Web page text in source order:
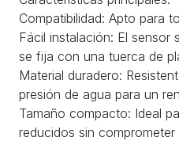
Compatibilidad: Apto para
Fácil instalación: El sensor
se fija con una tuerca de
Material duradero:
presión de agua para un
Tamaño compacto: Ideal
reducidos sin